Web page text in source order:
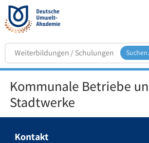
Kommunale Betriebe
Stadtwerke
Kontakt